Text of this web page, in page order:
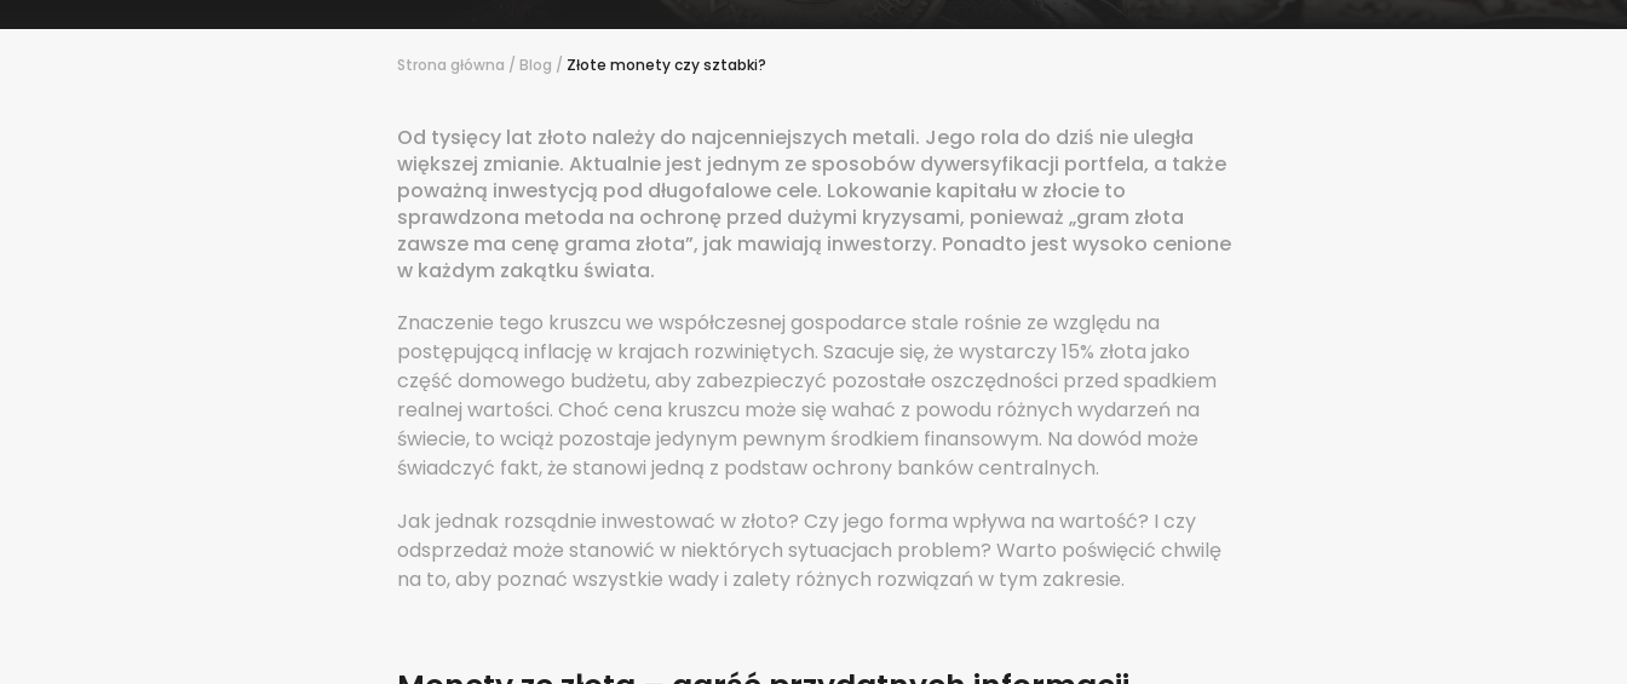
Strona główna / Blog / Złote monety czy sztabki?
Od tysięcy lat złoto należy do najcenniejszych metali. Jego rola do dziś nie uległa
większej zmianie. Aktualnie jest jednym ze sposobów dywersyfikacji portfela, a także
poważną inwestycją pod długofalowe cele. Lokowanie kapitału w złocie to
sprawdzona metoda na ochronę przed dużymi kryzysami, ponieważ „gram złota
zawsze ma cenę grama złota”, jak mawiają inwestorzy. Ponadto jest wysoko cenione
w każdym zakątku świata.
Znaczenie tego kruszcu we współczesnej gospodarce stale rośnie ze względu na
postępującą inflację w krajach rozwiniętych. Szacuje się, że wystarczy 15% złota jako
część domowego budżetu, aby zabezpieczyć pozostałe oszczędności przed spadkiem
realnej wartości. Choć cena kruszcu może się wahać z powodu różnych wydarzeń na
świecie, to wciąż pozostaje jedynym pewnym środkiem finansowym. Na dowód może
świadczyć fakt, że stanowi jedną z podstaw ochrony banków centralnych.
Jak jednak rozsądnie inwestować w złoto? Czy jego forma wpływa na wartość? I czy
odsprzedaż może stanowić w niektórych sytuacjach problem? Warto poświęcić chwilę
na to, aby poznać wszystkie wady i zalety różnych rozwiązań w tym zakresie.